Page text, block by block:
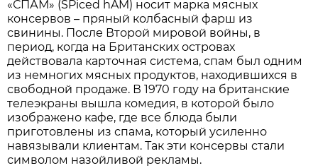
«СПАМ» (SPiced hAM) носит марка мясных
консервов – пряный колбасный фарш из
свинины. После Второй мировой войны, в
период, когда на Британских островах
действовала карточная система, спам был одним
из немногих мясных продуктов, находившихся в
свободной продаже. В 1970 году на британские
телеэкраны вышла комедия, в которой было
изображено кафе, где все блюда были
приготовлены из спама, который усиленно
навязывали клиентам. Так эти консервы стали
символом назойливой рекламы.